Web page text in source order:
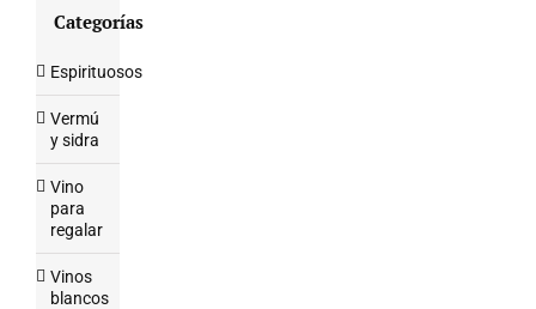
Categorías
Espirituosos
Vermú
y sidra
Vino
para
regalar
Vinos
blancos